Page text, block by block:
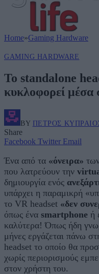
Home»Gaming Hardware
GAMING HARDWARE
To standalone
κυκλοφορεί μέσα
BY ΠΈΤΡΟΣ
Share
Facebook Twitter Email
Ένα από τα «όνειρα»
που λατρεύουν την
δημιουργία ενός
υπάρχει η παραμικρή
το VR headset «δεν
όπως ένα smartphone ή
καλύτερα! Όπως ήδη
μήνες εργάζεται πάνω
headset το οποίο θα
χωρίς περιορισμούς
στον χρήστη του.